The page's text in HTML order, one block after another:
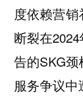
度依赖营
断裂在
告的SKG
服务争议中